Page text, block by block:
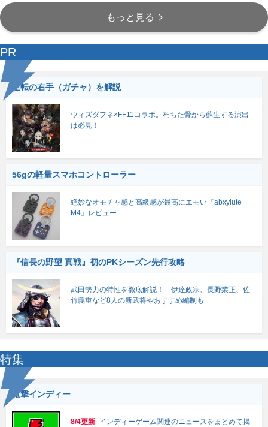
もっと見る
PR
逆転の右手（ガチャ）を解説
ウィズダフネ×FF11コラボ。朽ちた骨から蘇生する演出
は必見！
56gの軽量スマホコントローラー
絶妙なオモチャ感と高級感が最高にエモい『abxylute
M4』レビュー
『信長の野望 真戦』初のPKシーズン先行攻略
武田勢力の特性を徹底解説！ 伊達政宗、長野業正、佐
竹義重など8人の新武将やおすすめ編制も
特集
電撃インディー
8/4更新 インディーゲーム関連のニュースをまとめて掲